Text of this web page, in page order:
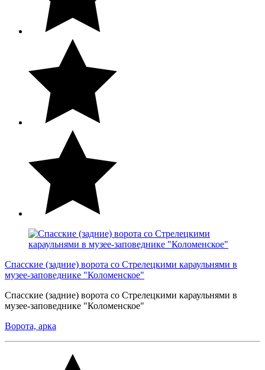
Спасские (задние) ворота со Стрелецкими караульнями в
музее-заповеднике "Коломенское"
Спасские (задние) ворота со Стрелецкими караульнями в
музее-заповеднике "Коломенское"
Ворота, арка